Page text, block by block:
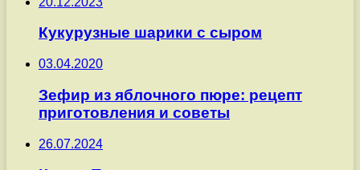
Кукурузные шарики с сыром
03.04.2020
Зефир из яблочного пюре: рецепт
приготовления и советы
26.07.2024